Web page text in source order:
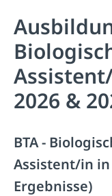
2026 &
BTA -
Assistent/in
Ergebnisse)